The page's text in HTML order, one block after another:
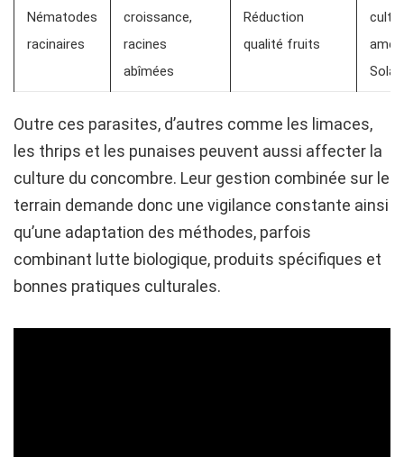
Nématodes
racinaires
croissance,
racines
abîmées
Réduction
qualité fruits
Outre ces parasites, d’autres comme les limaces,
les thrips et les punaises peuvent aussi affecter la
culture du concombre. Leur gestion combinée sur le
terrain demande donc une vigilance constante ainsi
qu’une adaptation des méthodes, parfois
combinant lutte biologique, produits spécifiques et
bonnes pratiques culturales.